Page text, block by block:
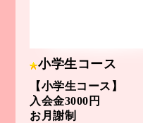
小学生コース
【小学生コース】
入会金3000円
お月謝制